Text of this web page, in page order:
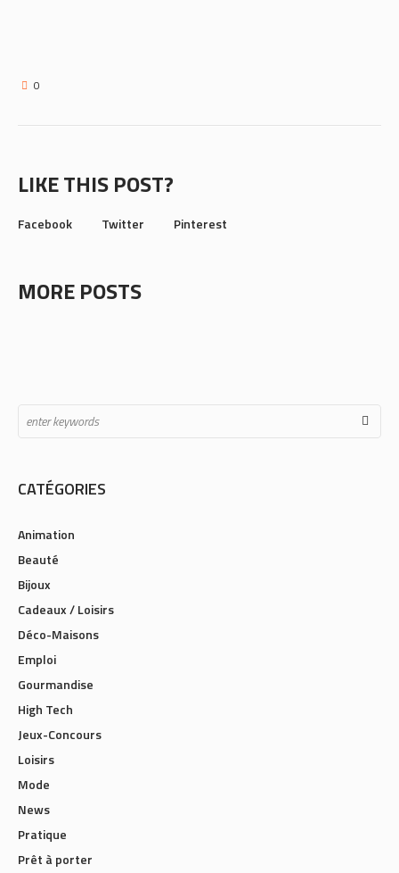
0
LIKE THIS POST?
Facebook Twitter Pinterest
MORE POSTS
CATÉGORIES
Animation
Beauté
Bijoux
Cadeaux / Loisirs
Déco-Maisons
Emploi
Gourmandise
High Tech
Jeux-Concours
Loisirs
Mode
News
Pratique
Prêt à porter